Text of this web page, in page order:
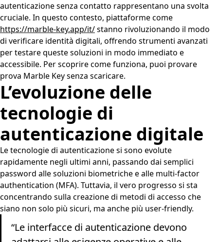
autenticazione senza contatto rappresentano una svolta
cruciale. In questo contesto, piattaforme come
https://marble-key.app/it/stanno rivoluzionando il modo
di verificare identità digitali, offrendo strumenti avanzati
per testare queste soluzioni in modo immediato e
accessibile. Per scoprire come funziona, puoi provare
prova Marble Key senza scaricare.
L’evoluzione delle
tecnologie di
autenticazione digitale
Le tecnologie di autenticazione si sono evolute
rapidamente negli ultimi anni, passando dai semplici
password alle soluzioni biometriche e alle multi-factor
authentication (MFA). Tuttavia, il vero progresso si sta
concentrando sulla creazione di metodi di accesso che
siano non solo più sicuri, ma anche più user-friendly.
“Le interfacce di autenticazione devono